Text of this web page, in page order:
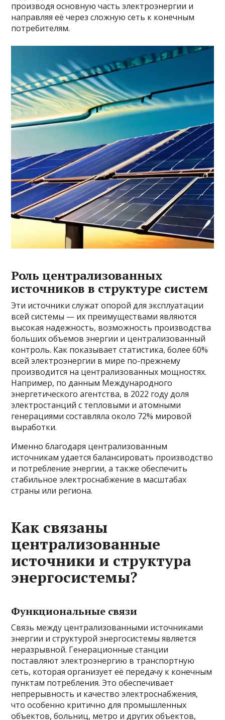
производя основную часть электроэнергии и
направляя её через сложную сеть к конечным
потребителям.
Роль централизованных
источников в структуре систем
Эти источники служат опорой для эксплуатации
всей системы — их преимуществами являются
высокая надежность, возможность производства
больших объемов энергии и централизованный
контроль. Как показывает статистика, более 60%
всей электроэнергии в мире по-прежнему
производится на централизованных мощностях.
Например, по данным Международного
энергетического агентства, в 2022 году доля
электростанций с тепловыми и атомными
генерациями составляла около 72% мировой
выработки.
Именно благодаря централизованным
источникам удается балансировать производство
и потребление энергии, а также обеспечить
стабильное электроснабжение в масштабах
страны или региона.
Как связаны
централизованные
источники и структура
энергосистемы?
Функциональные связи
Связь между централизованными источниками
энергии и структурой энергосистемы является
неразрывной. Генерационные станции
поставляют электроэнергию в транспортную
сеть, которая организует её передачу к конечным
пунктам потребления. Это обеспечивает
непрерывность и качество электроснабжения,
что особенно критично для промышленных
объектов, больниц, метро и других объектов,